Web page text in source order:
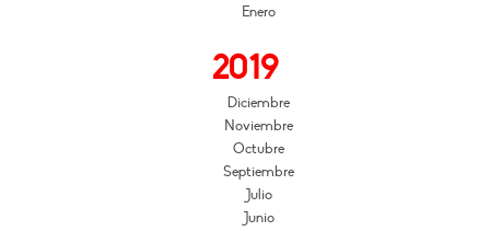
Enero
2019
Diciembre
Noviembre
Octubre
Septiembre
Julio
Junio